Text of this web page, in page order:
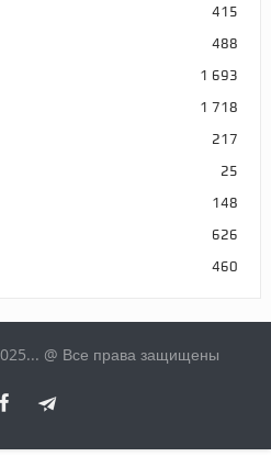
415
488
1 693
1 718
217
25
148
626
460
@ Все права защищены